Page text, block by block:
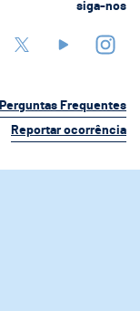
siga-nos
Perguntas Frequentes
Reportar ocorrência